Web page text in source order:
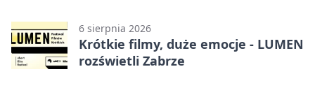
6 sierpnia 2026
Krótkie filmy, duże emocje - LUMEN
rozświetli Zabrze